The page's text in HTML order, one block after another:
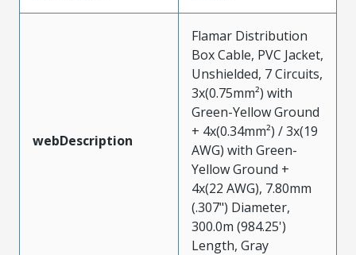
webDescription
Flamar Distribution
Box Cable, PVC Jacket,
Unshielded, 7 Circuits,
3x(0.75mm²) with
Green-Yellow Ground
+ 4x(0.34mm²) / 3x(19
AWG) with Green-
Yellow Ground +
4x(22 AWG), 7.80mm
(.307") Diameter,
300.0m (984.25')
Length, Gray